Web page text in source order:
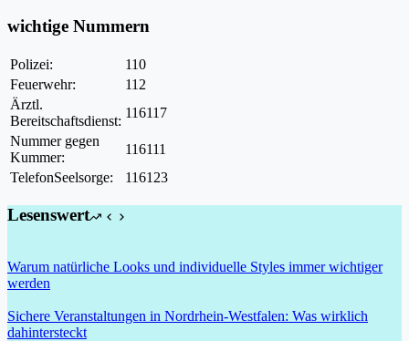
wichtige Nummern
Polizei:
110
Feuerwehr:
112
Ärztl.
Bereitschaftsdienst:
116117
Nummer gegen
Kummer:
116111
TelefonSeelsorge:
116123
Lesenswert
Warum natürliche Looks und individuelle Styles immer wichtiger
werden
Sichere Veranstaltungen in Nordrhein-Westfalen: Was wirklich
dahintersteckt